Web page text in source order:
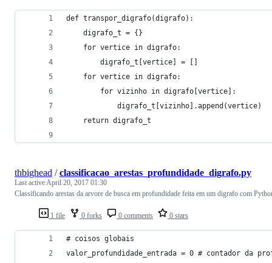
def transpor_digrafo(digrafo):
    digrafo_t = {}
    for vertice in digrafo:
        digrafo_t[vertice] = []
    for vertice in digrafo:
        for vizinho in digrafo[vertice]:
            digrafo_t[vizinho].append(vertice)
    return digrafo_t
1 file 0 forks 0 comments 0 stars
thbighead /classificacao_arestas_profundidade_digrafo.py
Last activeApril 20, 2017 01:30
Classificando arestas da arvore de busca em profundidade feita em um digrafo com
# coisos globais
valor_profundidade_entrada = 0 # contador da